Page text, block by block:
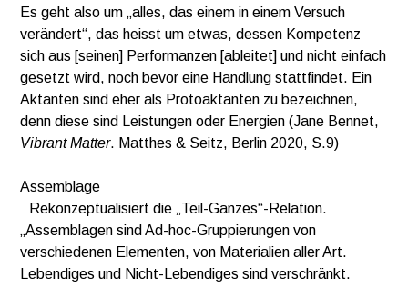
Es geht also um „alles, das einem in einem Versuch
verändert“, das heisst um etwas, dessen Kompetenz
sich aus [seinen] Performanzen [ableitet] und nicht einfach
gesetzt wird, noch bevor eine Handlung stattfindet. Ein
Aktanten sind eher als Protoaktanten zu bezeichnen,
denn diese sind Leistungen oder Energien (Jane Bennet,
Vibrant Matter. Matthes & Seitz, Berlin 2020, S.9)
Assemblage
Rekonzeptualisiert die „Teil-Ganzes“-Relation.
„Assemblagen sind Ad-hoc-Gruppierungen von
verschiedenen Elementen, von Materialien aller Art.
Lebendiges und Nicht-Lebendiges sind verschränkt.